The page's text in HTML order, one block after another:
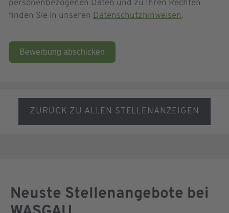
personenbezogenen Daten und zu Ihren Rechten
finden Sie in unseren Datenschutzhinweisen.
Bewerbung abschicken
ZURÜCK ZU ALLEN STELLENANZEIGEN
Neuste Stellenangebote bei